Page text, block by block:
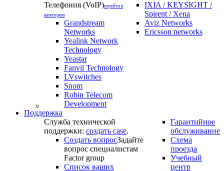
Телефония (VoIP)перейти в
категорию
Grandstream
Networks
Yealink Network
Technology
Yeastar
Fanvil Technology
LVswitches
Snom
Robin Telecom
Development
IXIA / KEYSIGHT /
Spirent / Xena
Aviz Networks
Ericsson networks
Поддержка
Служба технической
поддержки: создать case.
Создать вопросЗадайте
вопрос специалистам
Factor group
Список ваших
Гарантийное
обслуживание
Схема
проезда
Учебный
центр